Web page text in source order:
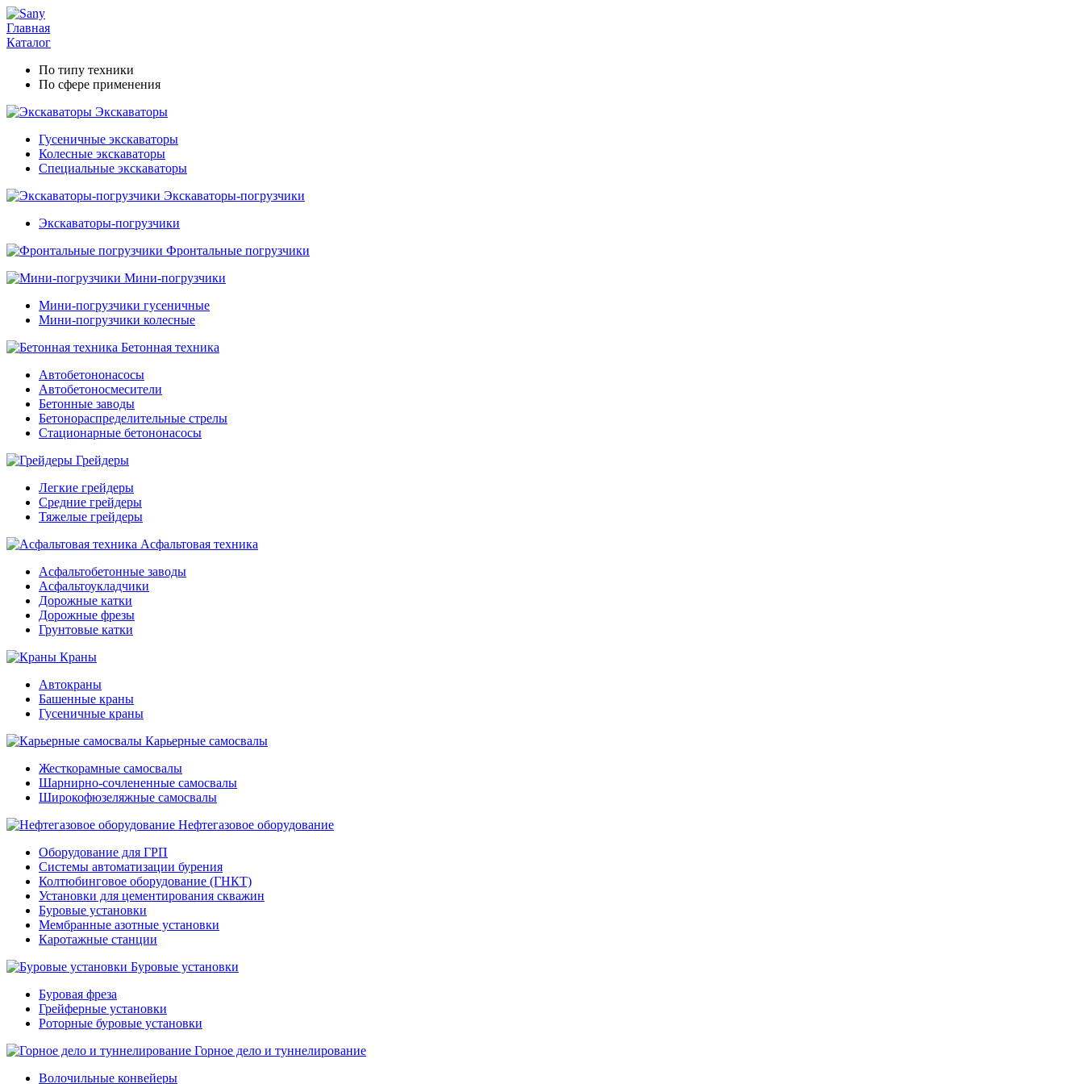
Главная
Каталог
По типу техники
По сфере применения
Экскаваторы
Гусеничные экскаваторы
Колесные экскаваторы
Специальные экскаваторы
Экскаваторы-погрузчики
Экскаваторы-погрузчики
Фронтальные погрузчики
Мини-погрузчики
Мини-погрузчики гусеничные
Мини-погрузчики колесные
Бетонная техника
Автобетононасосы
Автобетоносмесители
Бетонные заводы
Бетонораспределительные стрелы
Стационарные бетононасосы
Грейдеры
Легкие грейдеры
Средние грейдеры
Тяжелые грейдеры
Асфальтовая техника
Асфальтобетонные заводы
Асфальтоукладчики
Дорожные катки
Дорожные фрезы
Грунтовые катки
Краны
Автокраны
Башенные краны
Гусеничные краны
Карьерные самосвалы
Жесткорамные самосвалы
Шарнирно-сочлененные самосвалы
Широкофюзеляжные самосвалы
Нефтегазовое оборудование
Оборудование для ГРП
Системы автоматизации бурения
Колтюбинговое оборудование (ГНКТ)
Установки для цементирования скважин
Буровые установки
Мембранные азотные установки
Каротажные станции
Буровые установки
Буровая фреза
Грейферные установки
Роторные буровые установки
Горное дело и туннелирование
Волочильные конвейеры